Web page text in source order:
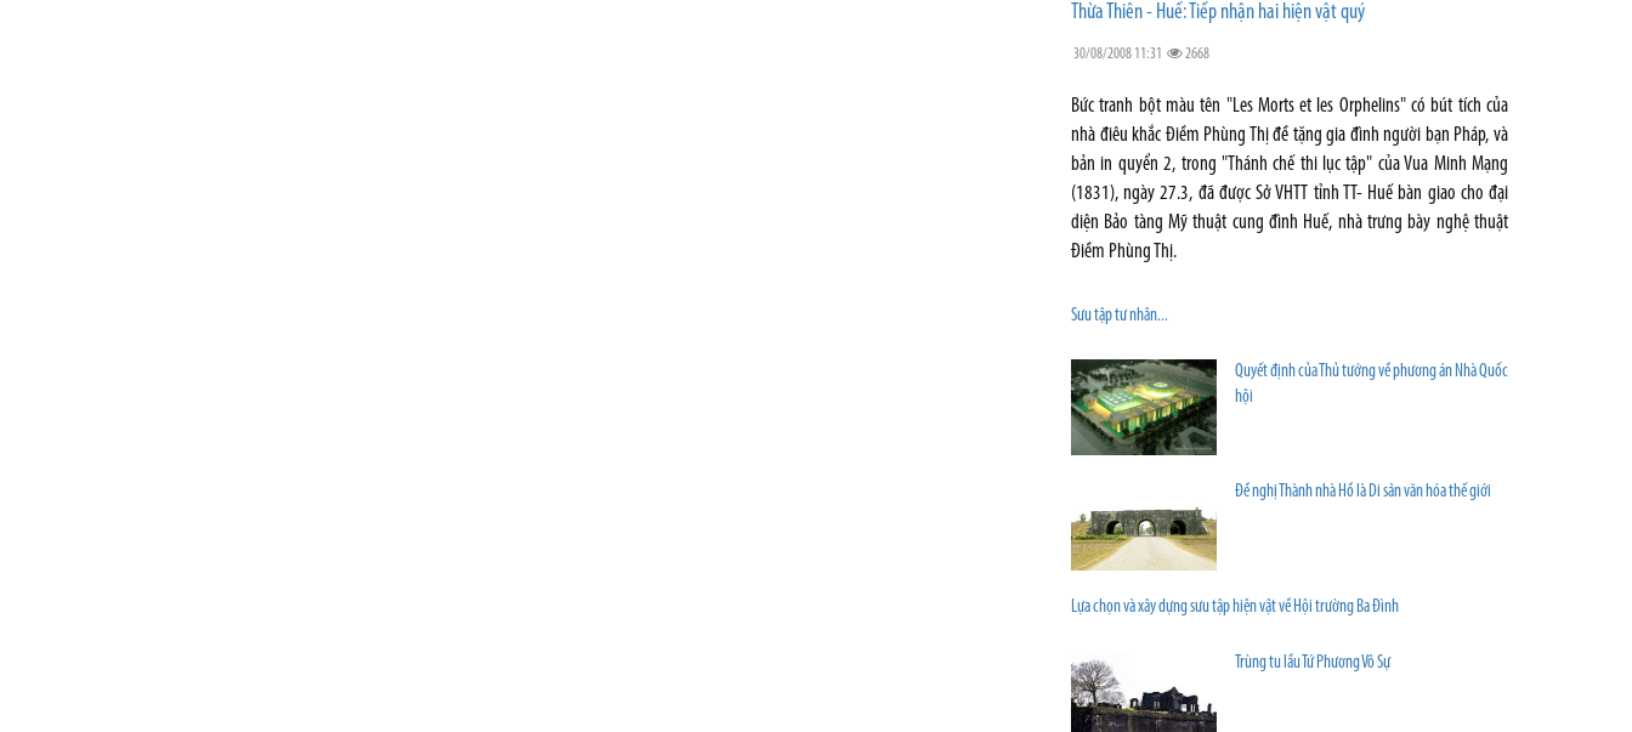
Thừa Thiên - Huế: Tiếp nhận hai hiện vật quý
30/08/2008 11:31 2668
Bức tranh bột màu tên "Les Morts et les Orphelins" có bút tích của
nhà điêu khắc Điềm Phùng Thị đề tặng gia đình người bạn Pháp, và
bản in quyển 2, trong "Thánh chế thi lục tập" của Vua Minh Mạng
(1831), ngày 27.3, đã được Sở VHTT tỉnh TT- Huế bàn giao cho đại
diện Bảo tàng Mỹ thuật cung đình Huế, nhà trưng bày nghệ thuật
Điềm Phùng Thị.
Sưu tập tư nhân...
Quyết định của Thủ tướng về phương án Nhà Quốc
hội
Đề nghị Thành nhà Hồ là Di sản văn hóa thế giới
Lựa chọn và xây dựng sưu tập hiện vật về Hội trường Ba Ðình
Trùng tu lầu Tứ Phương Vô Sự